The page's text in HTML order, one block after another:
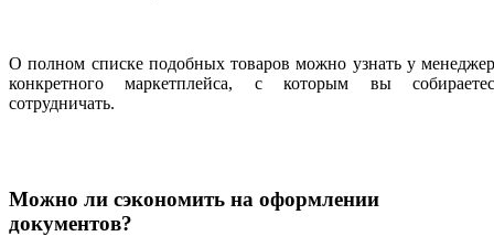
О полном списке подобных товаров можно узнать у
конкретного маркетплейса, с которым вы
сотрудничать.
Можно ли сэкономить на оформлении
документов?